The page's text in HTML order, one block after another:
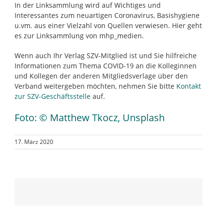
In der Linksammlung wird auf Wichtiges und
Interessantes zum neuartigen Coronavirus, Basishygiene
u.vm. aus einer Vielzahl von Quellen verwiesen. Hier geht
es zur Linksammlung von mhp_medien.
Wenn auch Ihr Verlag SZV-Mitglied ist und Sie hilfreiche
Informationen zum Thema COVID-19 an die Kolleginnen
und Kollegen der anderen Mitgliedsverlage über den
Verband weitergeben möchten, nehmen Sie bitte Kontakt
zur SZV-Geschäftsstelle auf.
Foto: © Matthew Tkocz, Unsplash
17. März 2020